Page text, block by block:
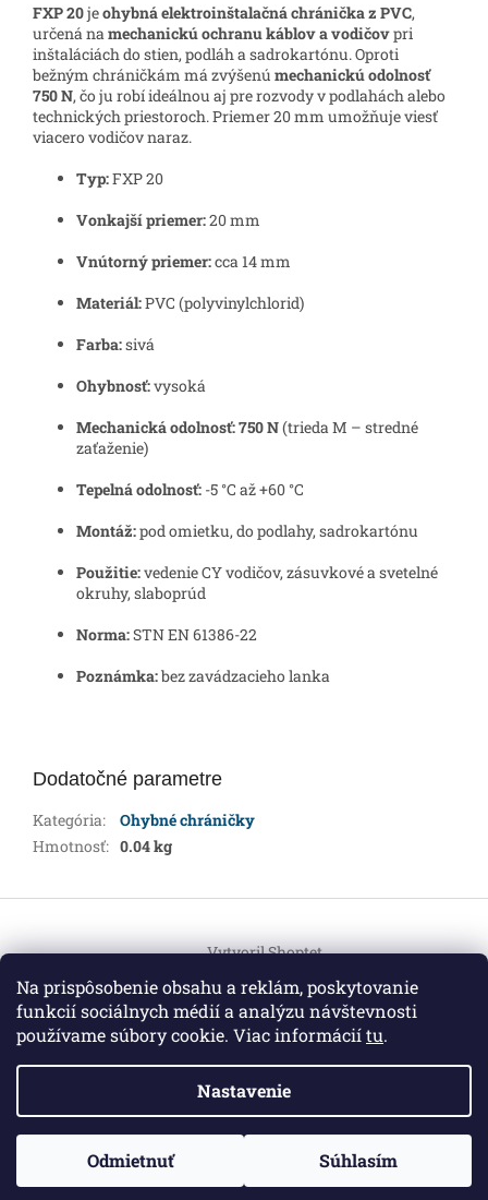
Na prispôsobenie obsahu a reklám, poskytovanie
funkcií sociálnych médií a analýzu návštevnosti
používame súbory cookie. Viac informáciítu.
Nastavenie
Odmietnuť Súhlasím
ZO ZDRAVOTNÝCH DÔVODOV BUDÚ VAŠE OBJEDNÁVKY
FXP 20jeohybná elektroinštalačná chránička z PVC,
určená namechanickú ochranu káblov a vodičovpri
inštaláciách do stien, podláh a sadrokartónu. Oproti
bežným chráničkám má zvýšenú mechanickú odolnosť
750 N, čo ju robí ideálnou aj pre rozvody v podlahách alebo
technických priestoroch. Priemer 20 mm umožňuje viesť
viacero vodičov naraz.
Typ:FXP 20
Vonkajší priemer:20 mm
Vnútorný priemer:cca 14 mm
Materiál:PVC (polyvinylchlorid)
Farba:sivá
Ohybnosť:vysoká
Mechanická odolnosť:750 N(trieda M – stredné
zaťaženie)
Tepelná odolnosť: -5 °C až +60 °C
Montáž:pod omietku, do podlahy, sadrokartónu
Použitie:vedenie CY vodičov, zásuvkové a svetelné
okruhy, slaboprúd
Norma:STN EN 61386-22
Poznámka:bez zavádzacieho lanka
Dodatočné parametre
Kategória:
Ohybné chráničky
Hmotnosť: 0.04 kg
p
Vytvoril Shoptet
Copyright 2026HEMI Elektro. Všetky práva vyhradené.
Upraviť nastavenie cookies
Informácie pre vás
|Certifikáty| Kontakt|Obchodné
podmienky|GDPR